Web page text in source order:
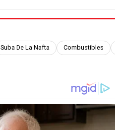
Suba De La Nafta Combustibles